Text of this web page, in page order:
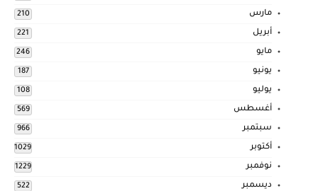
مارس 210
أبريل 221
مايو 246
يونيو 187
يوليو 108
أغسطس 569
سبتمبر 966
أكتوبر 1029
نوفمبر 1229
ديسمبر 522